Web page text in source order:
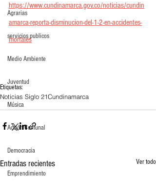
Agrarias
servicios publicos
Medio Ambiente
Juventud
Música
Acción Comunal
Democracia
Emprendimiento
https://www.cundinamarca.gov.co/noticias/cundin
amarca-reporta-disminucion-del-1-2-en-accidentes-
mortales
Etiquetas:
Noticias Siglo 21Cundinamarca
Entradas recientes Ver todo